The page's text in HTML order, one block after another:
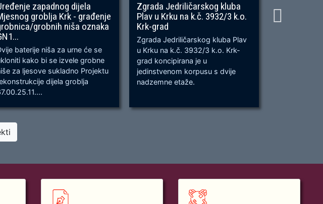
zapadnog dijela
groblja Krk - građenje
grobnih niša oznaka
baterije niša za urne će se
kako bi se izvele grobne
za ljesove sukladno Projektu
dijela groblja
Zgrada Jedriličarskog kluba
Plav u Krku na k.č. 3932/3 k.o.
Krk-grad
Zgrada Jedriličarskog kluba Plav
u Krku na k.č. 3932/3 k.o. Krk-
grad koncipirana je u
jedinstvenom korpusu s dvije
nadzemne etaže.
Gradnja